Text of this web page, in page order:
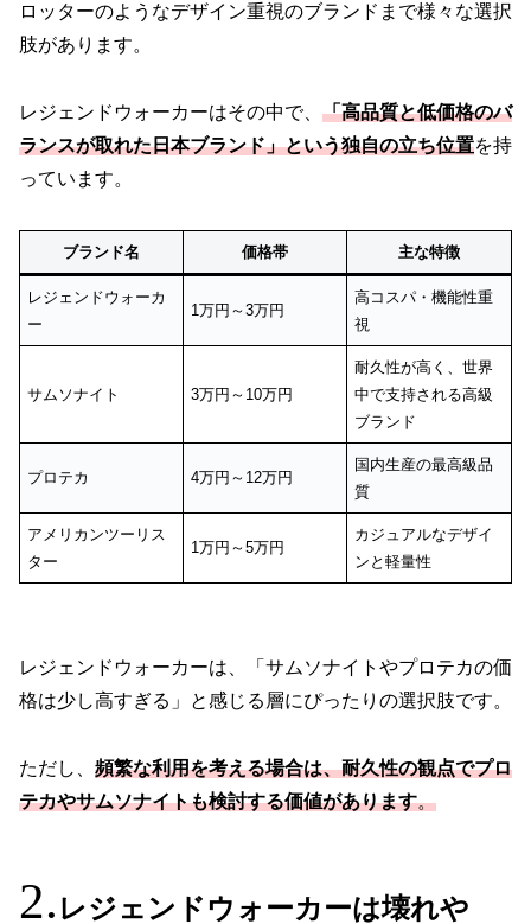
ロッターのようなデザイン重視のブランドまで様々な選択
肢があります。
レジェンドウォーカーはその中で、 「高品質と低価格のバ
ランスが取れた日本ブランド」という独自の立ち位置を持
っています。
ブランド名 価格帯 主な特徴
レジェンドウォーカ
ー
1万円～3万円
高コスパ・機能性重
視
サムソナイト 3万円～10万円
耐久性が高く、世界
中で支持される高級
ブランド
プロテカ 4万円～12万円
国内生産の最高級品
質
アメリカンツーリス
ター
1万円～5万円
カジュアルなデザイ
ンと軽量性
レジェンドウォーカーは、「サムソナイトやプロテカの価
格は少し高すぎる」と感じる層にぴったりの選択肢です。
ただし、 頻繁な利用を考える場合は、耐久性の観点でプロ
テカやサムソナイトも検討する価値があります。
レジェンドウォーカーは壊れや